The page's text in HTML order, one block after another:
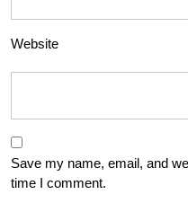
Website
Save my name, email, and
time I comment.